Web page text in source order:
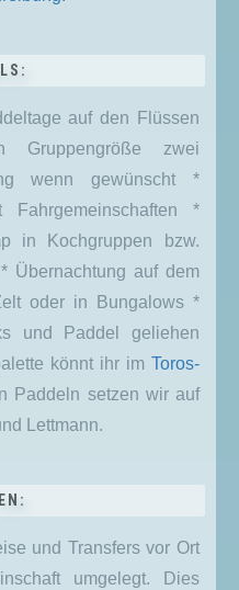
auf den Flüssen
zwei
wenn gewünscht *
*
in Kochgruppen bzw.
Übernachtung auf dem
oder in Bungalows *
und Paddel geliehen
könnt ihr im Toros-
Paddeln setzen wir auf
Lettmann.
und Transfers vor Ort
umgelegt. Dies